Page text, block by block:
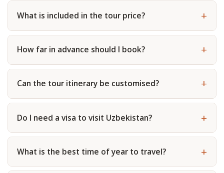
What is included in the tour price?
How far in advance should I book?
Can the tour itinerary be customised?
Do I need a visa to visit Uzbekistan?
What is the best time of year to travel?